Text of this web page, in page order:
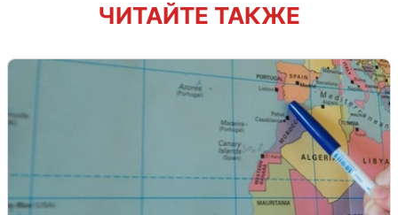
ЧИТАЙТЕ ТАКЖЕ